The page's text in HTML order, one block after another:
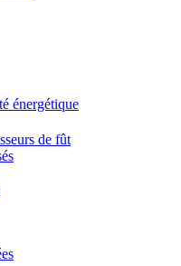
énergétique
de fût